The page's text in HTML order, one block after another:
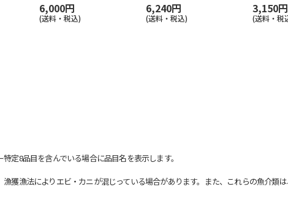
6,000円
(送料・税込)
6,240円
(送料・税込)
3,150円
(送料・税
定8品目を含んでいる場合に品目名を表示します。
漁法によりエビ・カニが混じっている場合があります。また、これらの魚介類